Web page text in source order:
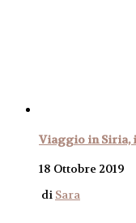
Viaggio in Siria,
18 Ottobre 2019
di Sara